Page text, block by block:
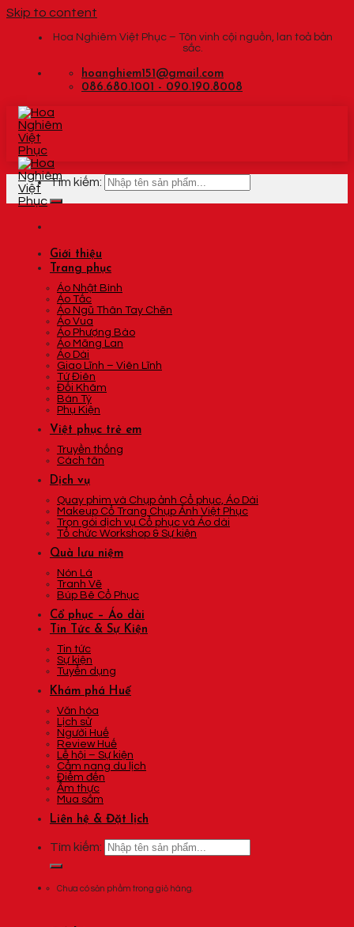
Skip to content
Hoa Nghiêm Việt Phục – Tôn vinh cội nguồn, lan toả bản
sắc.
hoanghiem151@gmail.com
086.680.1001 - 090.190.8008
Giới thiệu
Trang phục
Áo Nhật Bình
Áo Tấc
Áo Ngũ Thân Tay Chẽn
Áo Vua
Áo Phượng Bào
Áo Mãng Lan
Áo Dài
Giao Lĩnh – Viên Lĩnh
Tứ Điên
Đối Khâm
Bán Tý
Phụ Kiện
Việt phục trẻ em
Truyền thống
Cách tân
Dịch vụ
Quay phim và Chụp ảnh Cổ phục, Áo Dài
Makeup Cổ Trang Chụp Ảnh Việt Phục
Trọn gói dịch vụ Cổ phục và Áo dài
Tổ chức Workshop & Sự kiện
Quà lưu niệm
Nón Lá
Tranh Vẽ
Búp Bê Cổ Phục
Cổ phục – Áo dài
Tin Tức & Sự Kiện
Tin tức
Sự kiện
Tuyển dụng
Khám phá Huế
Văn hóa
Lịch sử
Người Huế
Review Huế
Lễ hội – Sự kiện
Cẩm nang du lịch
Điểm đến
Ẩm thực
Mua sắm
Liên hệ & Đặt lịch
Tìm kiếm:
Chưa có sản phẩm trong giỏ hàng.
Tìm kiếm: